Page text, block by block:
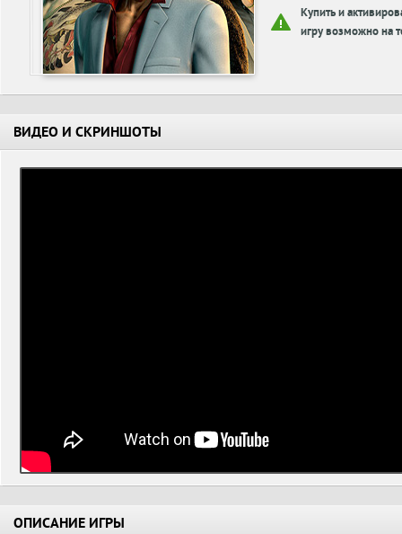
Купить и
игру возможно на
ВИДЕО И СКРИНШОТЫ
ОПИСАНИЕ ИГРЫ